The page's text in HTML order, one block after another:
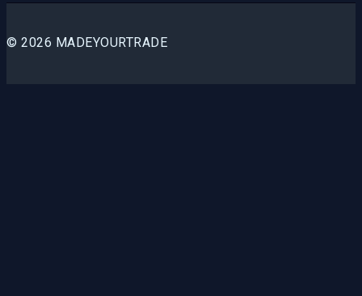
© 2026 MADEYOURTRADE